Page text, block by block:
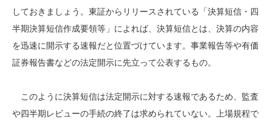
しておきましょう。東証からリリースされている「決算短信・四
半期決算短信作成要領等」によれば、決算短信とは、決算の内容
を迅速に開示する速報だと位置づけています。事業報告等や有価
証券報告書などの法定開示に先立って公表するもの。
このように決算短信は法定開示に対する速報であるため、監査
や四半期レビューの手続の終了は求められていない。上場規程で